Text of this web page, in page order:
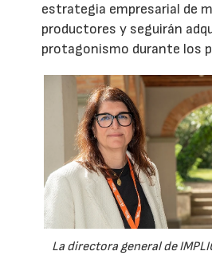
estrategia empresarial de
productores y seguirán
protagonismo durante los
La directora general de